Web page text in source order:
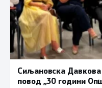
Сиљановска
повод „30 години